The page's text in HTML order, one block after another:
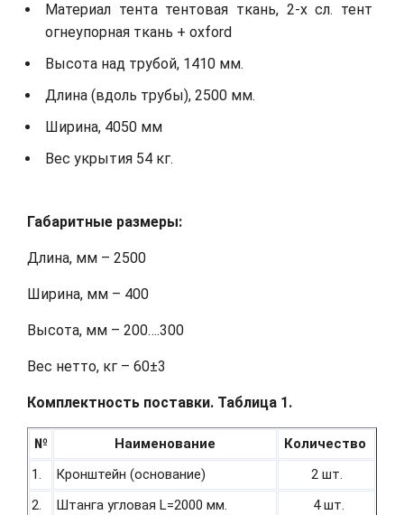
Материал тента тентовая ткань, 2-х сл. тент
огнеупорная ткань + oxford
Высота над трубой, 1410 мм.
Длина (вдоль трубы), 2500 мм.
Ширина, 4050 мм
Вес укрытия 54 кг.
Габаритные размеры:
Длина, мм – 2500
Ширина, мм – 400
Высота, мм – 200….300
Вес нетто, кг – 60±3
Комплектность поставки. Таблица 1.
№ Наименование
Количество
1.
Кронштейн (основание)
2 шт.
2.
Штанга угловая L=2000 мм.
4 шт.